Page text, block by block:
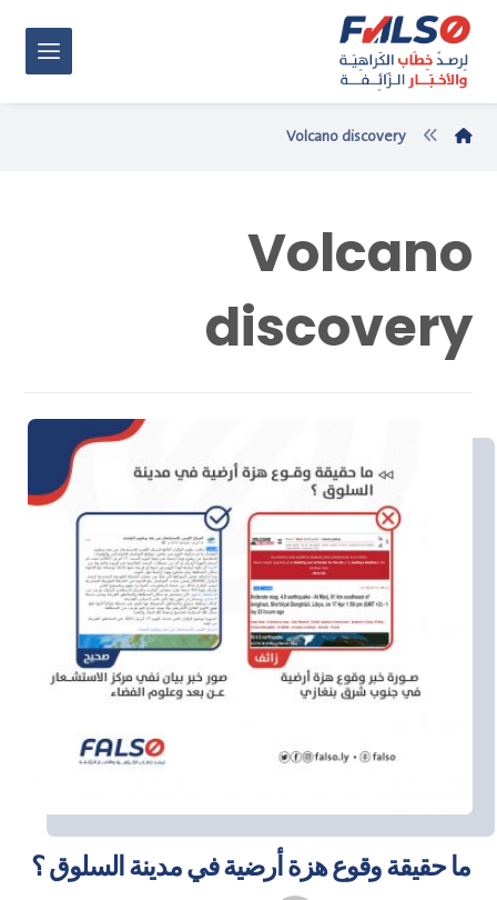
Volcano discovery
Volcano
discovery
ما حقيقة وقوع هزة أرضية في مدينة السلوق ؟